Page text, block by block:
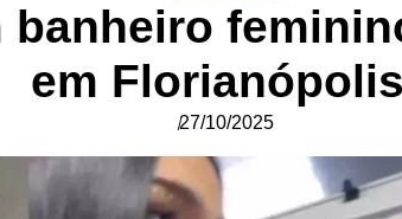
banheiro
em Florianópolis
27/10/2025